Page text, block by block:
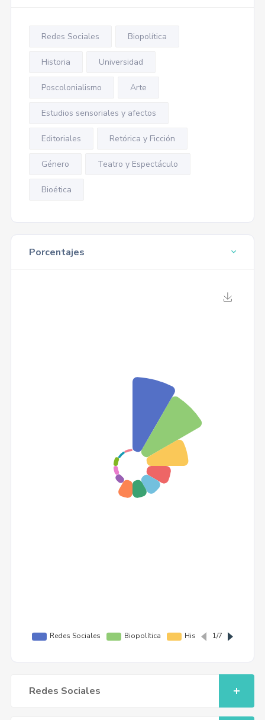
Redes Sociales Biopolítica
Historia Universidad
Poscolonialismo Arte
Estudios sensoriales y afectos
Editoriales Retórica y Ficción
Género Teatro y Espectáculo
Bioética
Porcentajes
Redes Sociales